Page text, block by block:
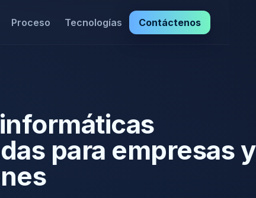
Proceso Tecnologías Contáctenos
para empresas y